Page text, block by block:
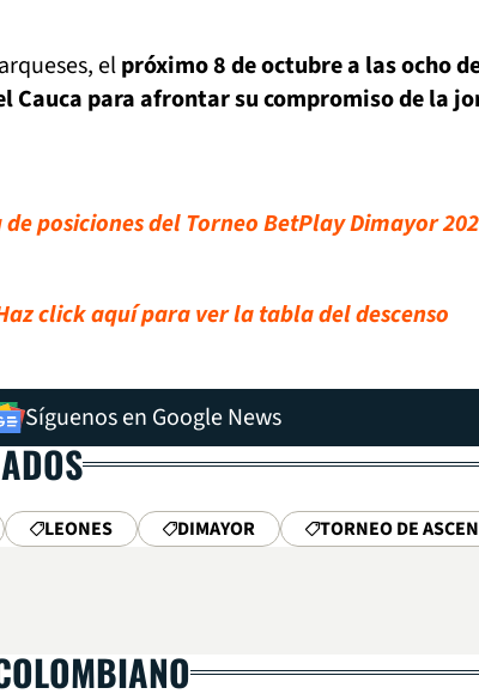
elpróximo 8 de octubre a las ocho
Cauca para afrontar su compromiso de la
posiciones del Torneo BetPlay Dimayor
click aquí para ver la tabla del descenso
Síguenos en Google News
LEONES DIMAYOR TORNEO DE